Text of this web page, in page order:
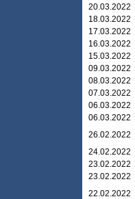
20.03.2022
18.03.2022
17.03.2022
16.03.2022
15.03.2022
09.03.2022
08.03.2022
07.03.2022
06.03.2022
06.03.2022
26.02.2022
24.02.2022
23.02.2022
23.02.2022
22.02.2022